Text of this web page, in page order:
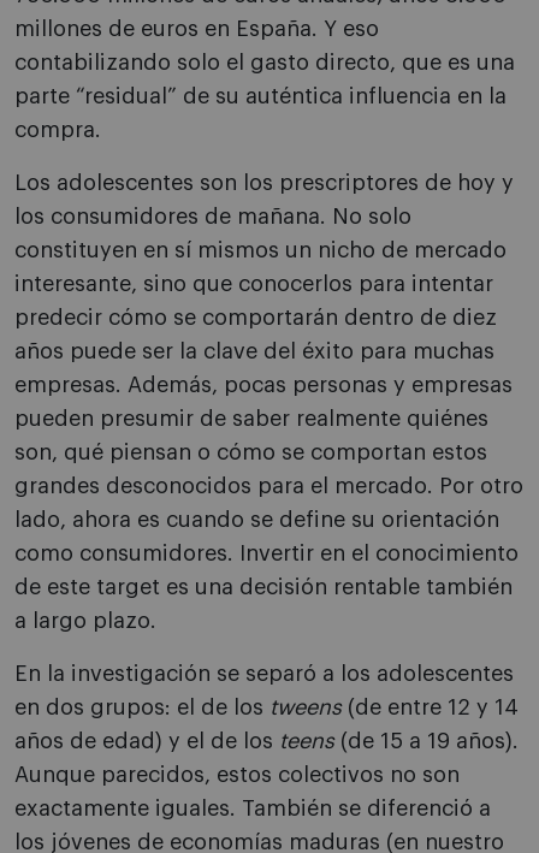
millones de euros en España. Y eso
contabilizando solo el gasto directo, que es una
parte “residual” de su auténtica influencia en la
compra.
Los adolescentes son los prescriptores de hoy y
los consumidores de mañana. No solo
constituyen en sí mismos un nicho de mercado
interesante, sino que conocerlos para intentar
predecir cómo se comportarán dentro de diez
años puede ser la clave del éxito para muchas
empresas. Además, pocas personas y empresas
pueden presumir de saber realmente quiénes
son, qué piensan o cómo se comportan estos
grandes desconocidos para el mercado. Por otro
lado, ahora es cuando se define su orientación
como consumidores. Invertir en el conocimiento
de este target es una decisión rentable también
a largo plazo.
En la investigación se separó a los adolescentes
en dos grupos: el de los tweens(de entre 12 y 14
años de edad) y el de los teens(de 15 a 19 años).
Aunque parecidos, estos colectivos no son
exactamente iguales. También se diferenció a
los jóvenes de economías maduras (en nuestro